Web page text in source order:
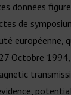
données
de
européenne,
Octobre